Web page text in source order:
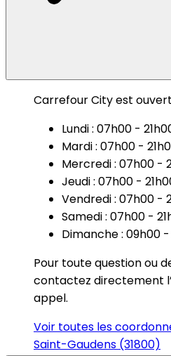
Carrefour City est
Lundi : 07h00 -
Mardi : 07h00 -
Mercredi : 07h00 -
Jeudi : 07h00 -
Vendredi : 07h00 -
Samedi : 07h00 -
Dimanche : 09h00 -
Pour toute question ou
contactez directement
appel.
Voir toutes les
Saint-Gaudens (31800)